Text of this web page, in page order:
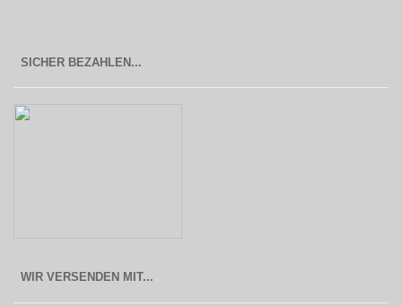
SICHER BEZAHLEN...
WIR VERSENDEN MIT...